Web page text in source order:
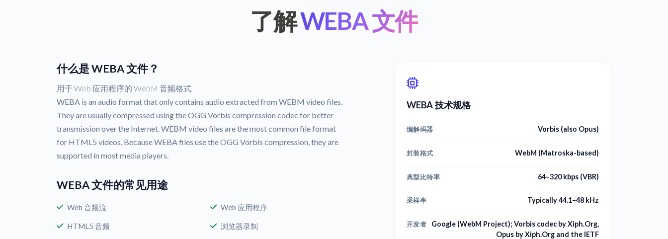
了解WEBA 文件
什么是 WEBA 文件？
用于 Web 应用程序的 WebM 音频格式
WEBA is an audio format that only contains audio extracted from WEBM video files.
They are usually compressed using the OGG Vorbis compression codec for better
transmission over the Internet. WEBM video files are the most common file format
for HTML5 videos. Because WEBA files use the OGG Vorbis compression, they are
supported in most media players.
WEBA 文件的常见用途
Web 音频流
HTML5 音频
Web 应用程序
浏览器录制
WEBA 技术规格
编解码器 Vorbis (also Opus)
封装格式 WebM (Matroska-based)
典型比特率 64–320 kbps (VBR)
采样率 Typically 44.1–48 kHz
开发者
Google (WebM Project); Vorbis codec by Xiph.Org,
Opus by Xiph.Org and the IETF